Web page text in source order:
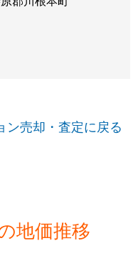
ン売却・査定に戻る
地価推移